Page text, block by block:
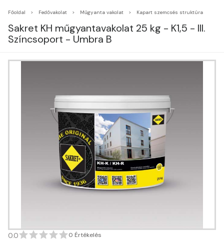
Főoldal Fedővakolat Műgyanta vakolat Kapart szemcsés struktúra
Sakret KH műgyantavakolat 25 kg - K1,5 - III.
Színcsoport - Umbra B
0.0 0 Értékelés